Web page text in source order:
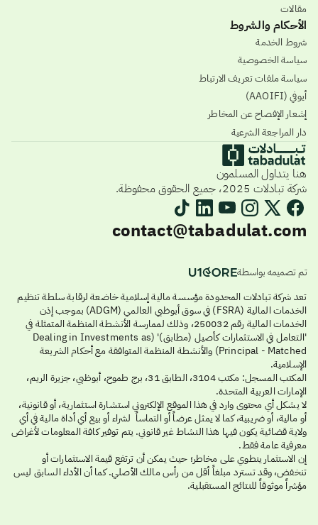
مقالات
الأحكام والشروط
شروط الخدمة
سياسة الخصوصية
سياسة ملفات تعريف الارتباط
أيوفي (AAOIFI)
إشعار الإفصاح عن المخاطر
دار المراجعة الشرعية
هنا يتداول المسلمون
شركة تبادلات 2025، جميع الحقوق محفوظة.
contact@tabadulat.com
تم تصميمه بواسطة
تعد شركة تبادلات المحدودة مؤسسة مالية إسلامية خاضعة لرقابة سلطة تنظيم
الخدمات المالية (FSRA) في سوق أبوظبي العالمي (ADGM) بموجب إذن
الخدمات المالية رقم 250032، وذلك لممارسة الأنشطة المنظمة المتمثلة في
'التعامل في الاستثمارات كأصيل (مطابق)' (Dealing in Investments as
Principal - Matched) والأنشطة المنظمة المتوافقة مع أحكام الشريعة
الإسلامية.
المكتب المسجل: مكتب 3104، الطابق 31، برج طموح، أبوظبي، جزيرة الريم،
الإمارات العربية المتحدة.
لا يشكل أي محتوى وارد في هذا الموقع الإلكتروني استشارة استثمارية، أو قانونية،
أو مالية، أو ضريبية، كما لا يمثل عرضاً أو التماساً لشراء أو بيع أي أداة مالية في أي
ولاية قضائية يكون فيها هذا النشاط غير قانوني. يتم توفير كافة المعلومات لأغراض
معرفية عامة فقط.
إن الاستثمار ينطوي على مخاطر؛ حيث يمكن أن ترتفع قيمة الاستثمارات أو
تنخفض، وقد تسترد مبلغاً أقل من رأس مالك الأصلي. كما أن الأداء السابق ليس
مؤشراً موثوقاً للنتائج المستقبلية.